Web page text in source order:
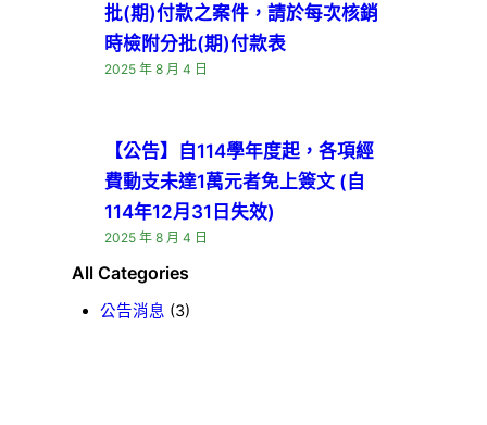
批(期)付款之案件，請於每次核銷
時檢附分批(期)付款表
2025 年 8 月 4 日
【公告】自114學年度起，各項經
費動支未達1萬元者免上簽文 (自
114年12月31日失效)
2025 年 8 月 4 日
All Categories
公告消息 (3)